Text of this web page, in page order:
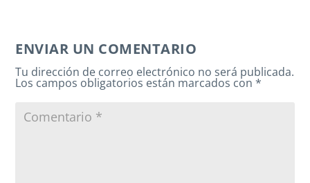
ENVIAR UN COMENTARIO
Tu dirección de correo electrónico no será publicada.
Los campos obligatorios están marcados con*